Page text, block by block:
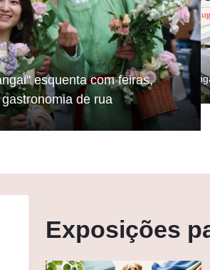
Primeira fase da seção leste de Zhangyuan é
em Xangai em agosto
Primeira fase da seção leste
inaugurada
11 eventos de Verão
querer perder
Dez lugares para vivenciar Xangai à noite
Exposições